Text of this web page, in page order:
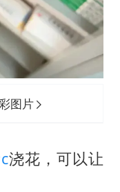
图片
浇花，可以让